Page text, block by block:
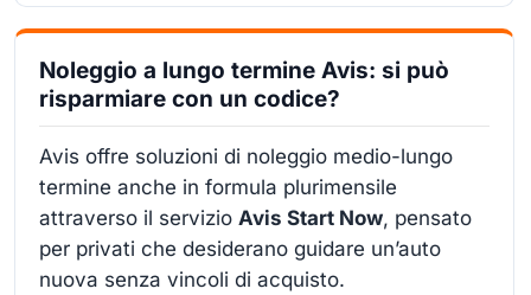
Noleggio a lungo termine Avis: si può
risparmiare con un codice?
Avis offre soluzioni di noleggio medio-lungo
termine anche in formula plurimensile
attraverso il servizio Avis Start Now, pensato
per privati che desiderano guidare un’auto
nuova senza vincoli di acquisto.